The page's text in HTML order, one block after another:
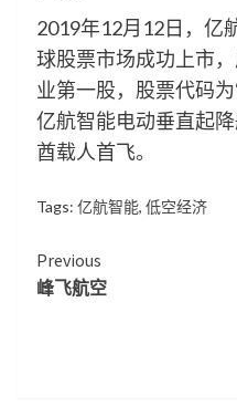
2019年12月12日，亿
球股票市场成功上市
业第一股，股票代码为
亿航智能电动垂直起
酋载人首飞。
Tags: 亿航智能, 低空经济
Continue
Reading
Previous
峰飞航空